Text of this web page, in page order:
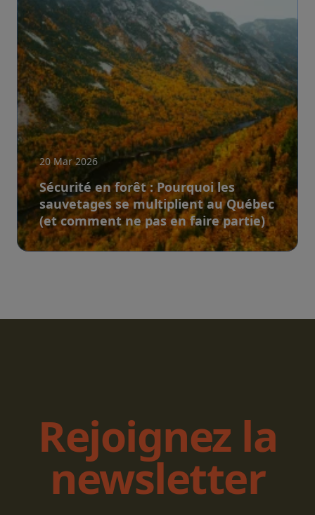
20 Mar 2026
Sécurité en forêt : Pourquoi les
sauvetages se multiplient au Québec
(et comment ne pas en faire partie)
Rejoignez la
newsletter